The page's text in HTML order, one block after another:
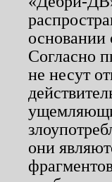
Согласно
не несут
они